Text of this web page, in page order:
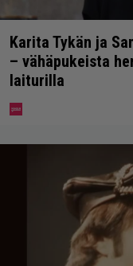
Karita Tykän ja
– vähäpukeista
laiturilla